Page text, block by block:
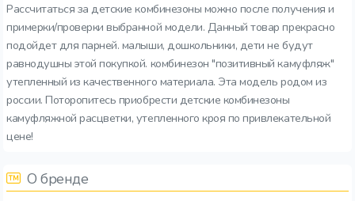
Рассчитаться за детские комбинезоны можно после получения и
примерки/проверки выбранной модели. Данный товар прекрасно
подойдет для парней. малыши, дошкольники, дети не будут
равнодушны этой покупкой. комбинезон "позитивный камуфляж"
утепленный из качественного материала. Эта модель родом из
россии. Поторопитесь приобрести детские комбинезоны
камуфляжной расцветки, утепленного кроя по привлекательной
цене!
О бренде